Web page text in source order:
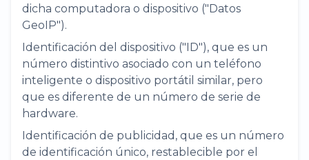
dicha computadora o dispositivo ("Datos
GeoIP").
Identificación del dispositivo ("ID"), que es un
número distintivo asociado con un teléfono
inteligente o dispositivo portátil similar, pero
que es diferente de un número de serie de
hardware.
Identificación de publicidad, que es un número
de identificación único, restablecible por el